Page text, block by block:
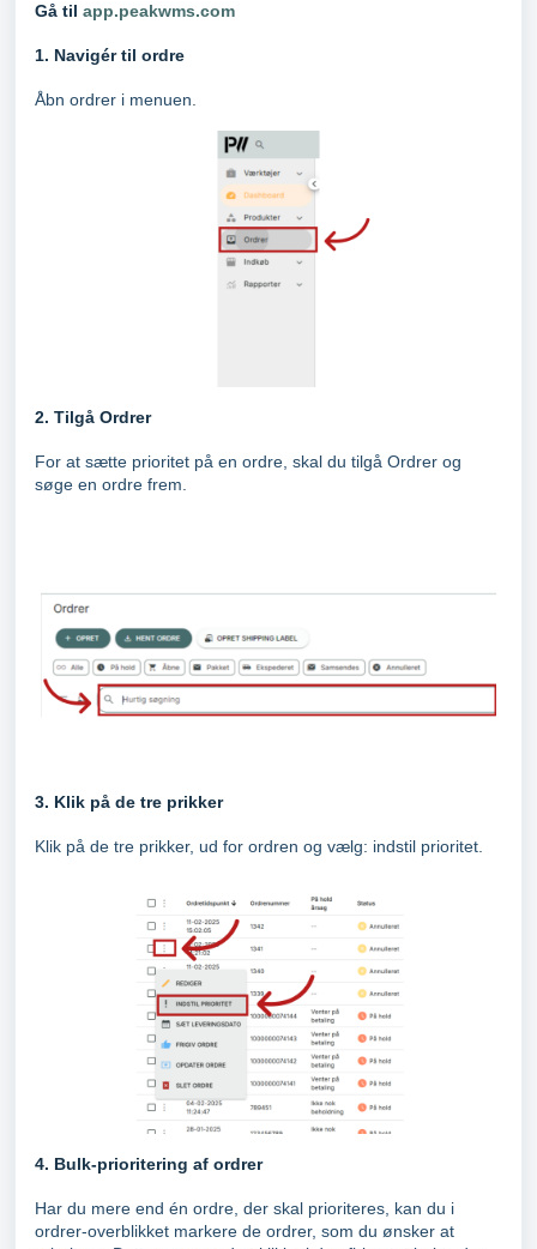
Gå til app.peakwms.com
1. Navigér til ordre
Åbn ordrer i menuen.
2. Tilgå Ordrer
For at sætte prioritet på en ordre, skal du tilgå Ordrer og
søge en ordre frem.
3. Klik på de tre prikker
Klik på de tre prikker, ud for ordren og vælg: indstil prioritet.
4. Bulk-prioritering af ordrer
Har du mere end én ordre, der skal prioriteres, kan du i
ordrer-overblikket markere de ordrer, som du ønsker at